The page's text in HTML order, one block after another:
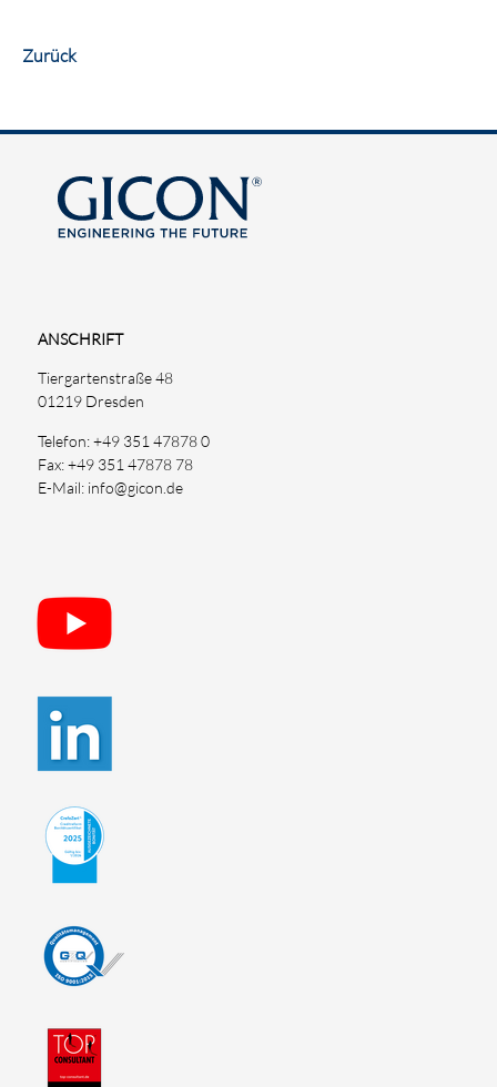
Zurück
ANSCHRIFT
Tiergartenstraße 48
01219 Dresden
Telefon: +49 351 47878 0
Fax: +49 351 47878 78
E-Mail: info@gicon.de